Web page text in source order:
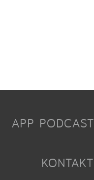
APP PODCAST
KONTAKT